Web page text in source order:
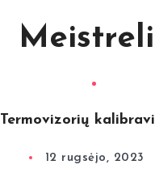
Termovizorių
12 rugsėjo, 2023